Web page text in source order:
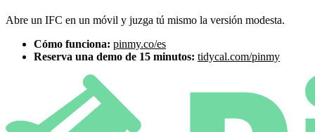
Abre un IFC en un móvil y juzga tú mismo la versión modesta.
Cómo funciona: pinmy.co/es
Reserva una demo de 15 minutos: tidycal.com/pinmy